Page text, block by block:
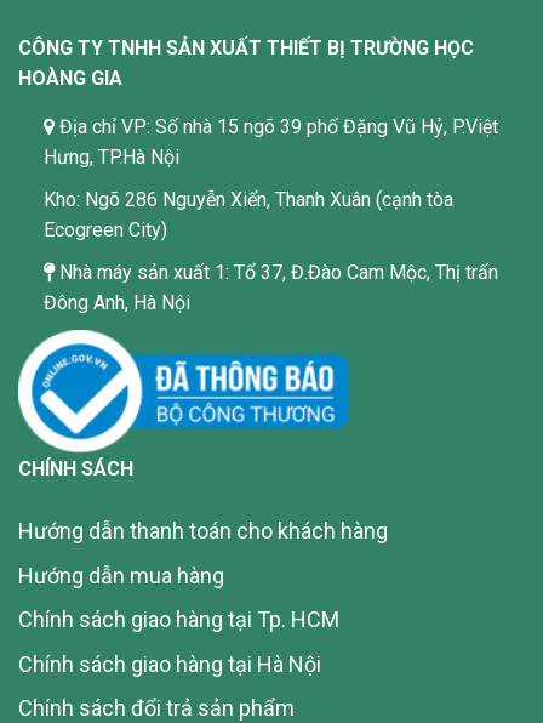
CÔNG TY TNHH SẢN XUẤT THIẾT BỊ TRƯỜNG HỌC
HOÀNG GIA
Địa chỉ VP: Số nhà 15 ngõ 39 phố Đặng Vũ Hỷ, P.Việt
Hưng, TP.Hà Nội
Kho: Ngõ 286 Nguyễn Xiển, Thanh Xuân (cạnh tòa
Ecogreen City)
Nhà máy sản xuất 1: Tổ 37, Đ.Đào Cam Mộc, Thị trấn
Đông Anh, Hà Nội
CHÍNH SÁCH
Hướng dẫn thanh toán cho khách hàng
Hướng dẫn mua hàng
Chính sách giao hàng tại Tp. HCM
Chính sách giao hàng tại Hà Nội
Chính sách đổi trả sản phẩm